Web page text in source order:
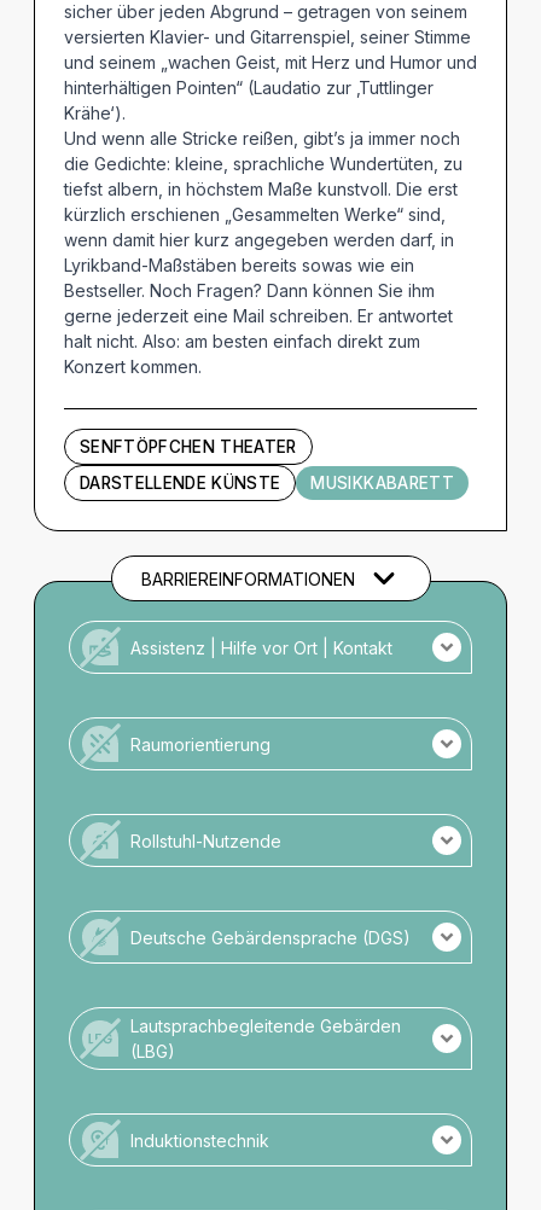
sicher über jeden Abgrund – getragen von seinem
versierten Klavier- und Gitarrenspiel, seiner Stimme
und seinem „wachen Geist, mit Herz und Humor und
hinterhältigen Pointen“ (Laudatio zur ‚Tuttlinger
Krähe‘).
Und wenn alle Stricke reißen, gibt’s ja immer noch
die Gedichte: kleine, sprachliche Wundertüten, zu
tiefst albern, in höchstem Maße kunstvoll. Die erst
kürzlich erschienen „Gesammelten Werke“ sind,
wenn damit hier kurz angegeben werden darf, in
Lyrikband-Maßstäben bereits sowas wie ein
Bestseller. Noch Fragen? Dann können Sie ihm
gerne jederzeit eine Mail schreiben. Er antwortet
halt nicht. Also: am besten einfach direkt zum
Konzert kommen.
SENFTÖPFCHEN THEATER
DARSTELLENDE KÜNSTE
MUSIKKABARETT
BARRIEREINFORMATIONEN
Assistenz | Hilfe vor Ort | Kontakt
Unterstützungsbedarf.
Raumorientierung
vorhanden.
Rollstuhl-Nutzende
Keine Parkmöglichkeiten direkt am
Deutsche Gebärdensprache (DGS)
Kein Personal mit DGS-Kompetenz vor Ort.
Lautsprachbegleitende Gebärden
(LBG)
Induktionstechnik